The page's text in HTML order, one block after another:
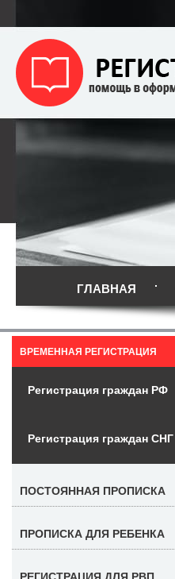
ГЛАВНАЯ
ВРЕМЕННАЯ РЕГИСТРАЦИЯ
Регистрация граждан РФ
Регистрация граждан СНГ
ПОСТОЯННАЯ ПРОПИСКА
ПРОПИСКА ДЛЯ РЕБЕНКА